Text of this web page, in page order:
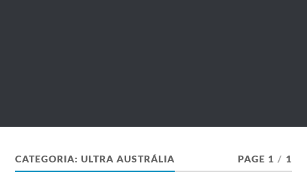
CATEGORIA:ULTRA AUSTRÁLIA PAGE 1 / 1